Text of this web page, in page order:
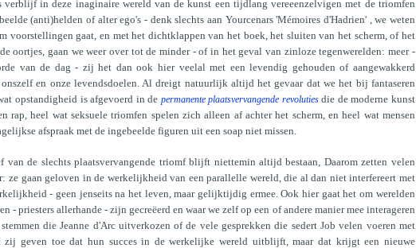
verblijf in deze inaginaire wereld van de kunst een tijdlang vereeenzelvigen met de triomfen
(anti)helden of alter ego's - denk slechts aan Yourcenars 'Mémoires d'Hadrien' , we weten
voorstellingen gaat, en met het dichtklappen van het boek, het sluiten van het scherm, of het
oortjes, gaan we weer over tot de minder - of in het geval van zinloze tegenwerelden: meer -
van de dag - zij het dan ook hier veelal met een levendig gehouden of aangewakkerd
en onze levendsdoelen. Al dreigt natuurlijk altijd het gevaar dat we het bij fantaseren
opstandigheid is afgevoerd in de permanente plaatsvervangende revolutiesdie de moderne kunst
rap, heel wat seksuele triomfen spelen zich alleen af achter het scherm, en heel wat mensen
afspraak met de ingebeelde figuren uit een soap niet missen.
van de slechts plaatsvervangende triomf blijft niettemin altijd bestaan, Daarom zetten velen
ze gaan geloven in de werkelijkheid van een parallelle wereld, die al dan niet interfereert met
- geen jenseits na het leven, maar gelijktijdig ermee. Ook hier gaat het om werelden
- priesters allerhande - zijn gecreëerd en waar we zelf op een of andere manier mee interageren
die Jeanne d'Arc uitverkozen of de vele gesprekken die sedert Job velen voeren met
zij geven toe dat hun succes in de werkelijke wereld uitblijft, maar dat krijgt een nieuwe